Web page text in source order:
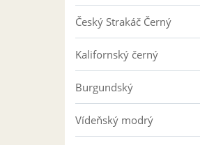
Český Strakáč Černý
Kalifornský černý
Burgundský
Vídeňský modrý